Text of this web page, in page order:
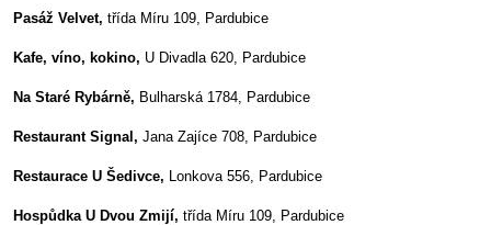
Pasáž Velvet,třída Míru 109, Pardubice
Kafe, víno, kokino, U Divadla 620, Pardubice
Na Staré Rybárně, Bulharská 1784, Pardubice
Restaurant Signal,Jana Zajíce 708, Pardubice
Restaurace U Šedivce, Lonkova 556, Pardubice
Hospůdka U Dvou Zmijí,třída Míru 109, Pardubice